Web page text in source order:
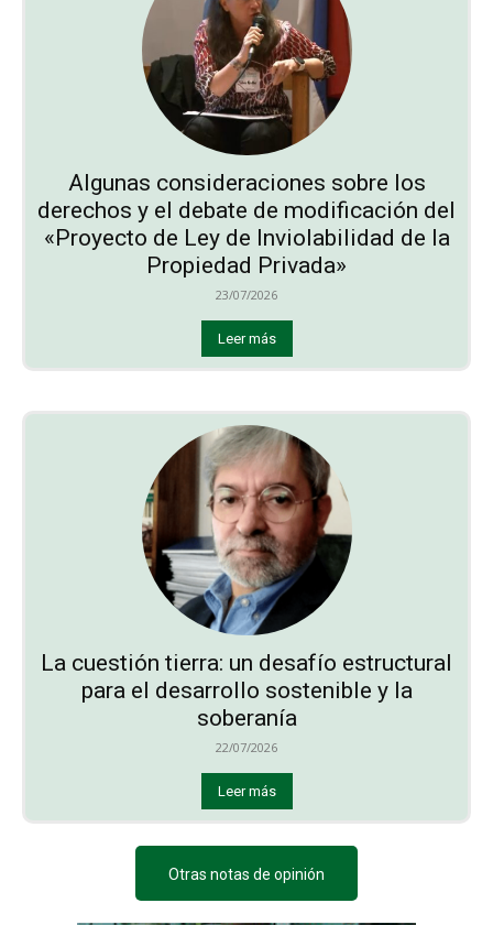
Algunas consideraciones sobre los
derechos y el debate de modificación del
«Proyecto de Ley de Inviolabilidad de la
Propiedad Privada»
23/07/2026
Leer más
La cuestión tierra: un desafío estructural
para el desarrollo sostenible y la
soberanía
22/07/2026
Leer más
Otras notas de opinión